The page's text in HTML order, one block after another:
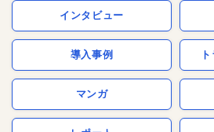
インタビュー
導入事例
マンガ